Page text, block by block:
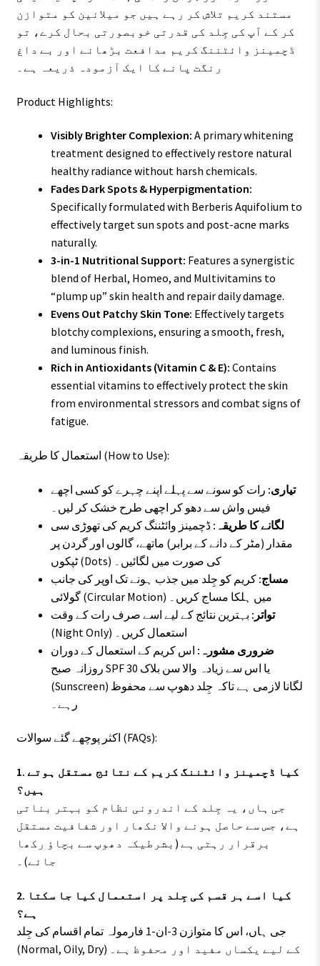
مستند کریم تلاش کر رہے ہیں جو میلانین کو متوازن
کر کے آپ کی جِلد کی قدرتی خوبصورتی بحال کرے، تو
ڈچمینز وائٹننگ کریم مدافعت بڑھانے اور بے داغ
رنگت پانے کا ایک آزمودہ ذریعہ ہے۔
Product Highlights:
Visibly Brighter Complexion: A primary whitening
treatment designed to effectively restore natural
healthy radiance without harsh chemicals.
Fades Dark Spots & Hyperpigmentation:
Specifically formulated with Berberis Aquifolium to
effectively target sun spots and post-acne marks
naturally.
3-in-1 Nutritional Support: Features a synergistic
blend of Herbal, Homeo, and Multivitamins to
“plump up” skin health and repair daily damage.
Evens Out Patchy Skin Tone: Effectively targets
blotchy complexions, ensuring a smooth, fresh,
and luminous finish.
Rich in Antioxidants (Vitamin C & E): Contains
essential vitamins to effectively protect the skin
from environmental stressors and combat signs of
fatigue.
استعمال کا طریقہ (How to Use):
تیاری: رات کو سونے سے پہلے اپنے چہرے کو کسی اچھے
فیس واش سے دھو کر اچھی طرح خشک کر لیں۔
لگانے کا طریقہ: ڈچمینز وائٹننگ کریم کی تھوڑی سی
مقدار (مٹر کے دانے کے برابر) ماتھے، گالوں اور گردن پر
ٹپکوں (Dots) کی صورت میں لگائیں۔
مساج: کریم کو جِلد میں جذب ہونے تک اوپر کی جانب
گولائی (Circular Motion) میں ہلکا مساج کریں۔
تواتر: بہترین نتائج کے لیے اسے صرف رات کے وقت
(Night Only) استعمال کریں۔
ضروری مشورہ: اس کریم کے استعمال کے دوران
روزانہ صبح SPF 30 یا اس سے زیادہ والا سن بلاک
(Sunscreen) لگانا لازمی ہے تاکہ جِلد دھوپ سے محفوظ
رہے۔
اکثر پوچھے گئے سوالات (FAQs):
1. کیا ڈچمینز وائٹننگ کریم کے نتائج مستقل ہوتے
ہیں؟
جی ہاں، یہ جِلد کے اندرونی نظام کو بہتر بناتی
ہے، جس سے حاصل ہونے والا نکھار اور شفافیت مستقل
برقرار رہتی ہے (بشرطیکہ دھوپ سے بچاؤ رکھا
جائے)۔
2. کیا اسے ہر قسم کی جِلد پر استعمال کیا جا سکتا
ہے؟
جی ہاں، اس کا متوازن 3-ان-1 فارمولہ تمام اقسام کی جِلد
(Normal, Oily, Dry) کے لیے یکساں مفید اور محفوظ ہے۔